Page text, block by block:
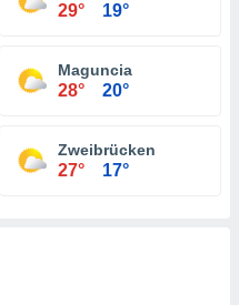
29° 19°
Maguncia
28° 20°
Zweibrücken
27° 17°